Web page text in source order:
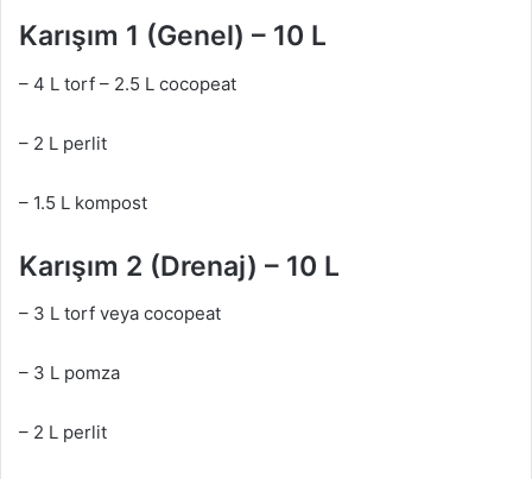
Karışım 1 (Genel) – 10 L
– 4 L torf – 2.5 L cocopeat
– 2 L perlit
– 1.5 L kompost
Karışım 2 (Drenaj) – 10 L
– 3 L torf veya cocopeat
– 3 L pomza
– 2 L perlit